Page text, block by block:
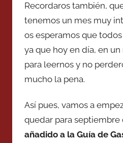
Recordaros también,
tenemos un mes muy
os esperamos que
ya que hoy en día, en
para leernos y no
mucho la pena.
Así pues, vamos a
quedar para septiembre
añadido a la Guía de